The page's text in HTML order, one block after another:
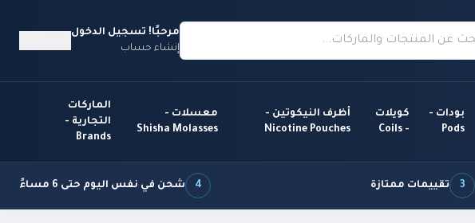
مرحبًا! تسجيل الدخول
إنشاء حساب
بودات -
Pods
كويلات
- Coils
أظرف النيكوتين -
Nicotine Pouches
معسلات -
Shisha Molasses
الماركات
التجارية -
Brands
3 تقييمات ممتازة 4 شحن في نفس اليوم حتى 6 مساءً